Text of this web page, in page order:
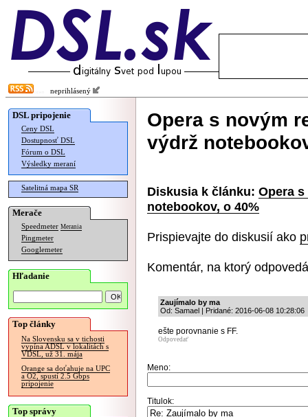
neprihlásený
DSL pripojenie
Ceny DSL
Dostupnosť DSL
Fórum o DSL
Výsledky meraní
Satelitná mapa SR
Merače
Speedmeter Merania
Pingmeter
Googlemeter
Hľadanie
Top články
Na Slovensku sa v tichosti
vypína ADSL v lokalitách s
VDSL, už 31. mája
Orange sa doťahuje na UPC
a O2, spustí 2.5 Gbps
pripojenie
Top správy
Opera s novým
výdrž
Diskusia k článku: Opera
notebookov, o 40%
Prispievajte do diskusií ako
Komentár, na ktorý
Zaujímalo by ma
Od: Samael | Pridané: 2016-06-08 10:28:06
ešte porovnanie s FF.
Odpovedať
Meno:
Titulok: